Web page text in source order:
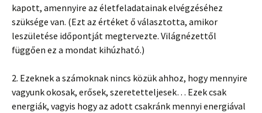
kapott, amennyire az életfeladatainak elvégzéséhez
szüksége van. (Ezt az értéket ő választotta, amikor
leszületése időpontját megtervezte. Világnézettől
függően ez a mondat kihúzható.)
2. Ezeknek a számoknak nincs közük ahhoz, hogy mennyire
vagyunk okosak, erősek, szeretetteljesek… Ezek csak
energiák, vagyis hogy az adott csakránk mennyi energiával